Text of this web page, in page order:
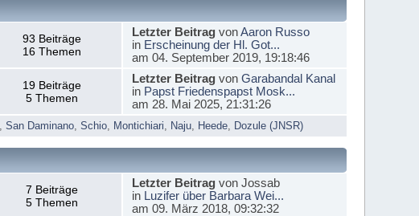
93 Beiträge
16 Themen
Letzter BeitragvonAaron Russo
in Erscheinung der Hl. Got...
am 04. September 2019, 19:18:46
19 Beiträge
5 Themen
Letzter Beitragvon Garabandal Kanal
in Papst Friedenspapst Mosk...
am 28. Mai 2025, 21:31:26
,San Daminano ,Schio Montichiari Naju Heede Dozule (JNSR)
7 Beiträge
5 Themen
Letzter Beitragvon Jossab
in Luzifer über Barbara Wei...
am 09. März 2018, 09:32:32